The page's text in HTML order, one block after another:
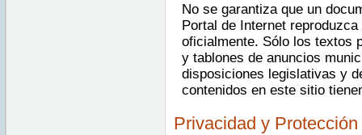
No se garantiza que un
Portal de Internet
oficialmente. Sólo los textos
y tablones de anuncios
disposiciones legislativas y
contenidos en este sitio
Privacidad y